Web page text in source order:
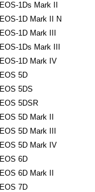
EOS-1Ds Mark II
EOS-1D Mark II N
EOS-1D Mark III
EOS-1Ds Mark III
EOS-1D Mark IV
EOS 5D
EOS 5DS
EOS 5DSR
EOS 5D Mark II
EOS 5D Mark III
EOS 5D Mark IV
EOS 6D
EOS 6D Mark II
EOS 7D